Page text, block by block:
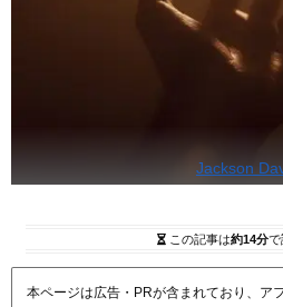
Jackson
この記事は約14分で
本ページは広告・PRが含まれており、ア